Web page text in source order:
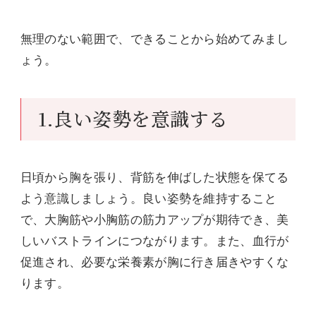
無理のない範囲で、できることから始めてみまし
ょう。
1.良い姿勢を意識する
日頃から胸を張り、背筋を伸ばした状態を保てる
よう意識しましょう。良い姿勢を維持すること
で、大胸筋や小胸筋の筋力アップが期待でき、美
しいバストラインにつながります。また、血行が
促進され、必要な栄養素が胸に行き届きやすくな
ります。